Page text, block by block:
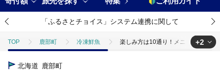
「ふるさとチョイス」システム連携に関して
TOP 鹿部町 冷凍鮮魚 楽しみ方は10通り！メニューに困ら
TOP
+2
北海道 鹿部町